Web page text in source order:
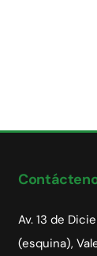
Av. 13 de
(esquina),